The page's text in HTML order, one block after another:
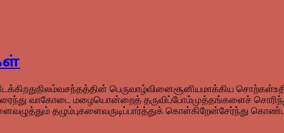
பெருவாழ்வினைசூனியமாக்கிய
வாகோடை மழையொன்றைத் தருவிப்போம்முத்தங்களைச் சொரிந்து.
தழும்புகளைவருடிப்பார்த்துக் கொள்கிறேன்சேர்ந்து